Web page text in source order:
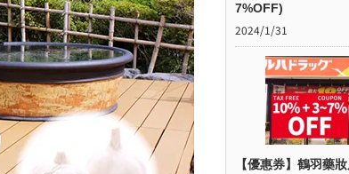
7%OFF)
2024/1/31
【優惠券】鶴羽藥